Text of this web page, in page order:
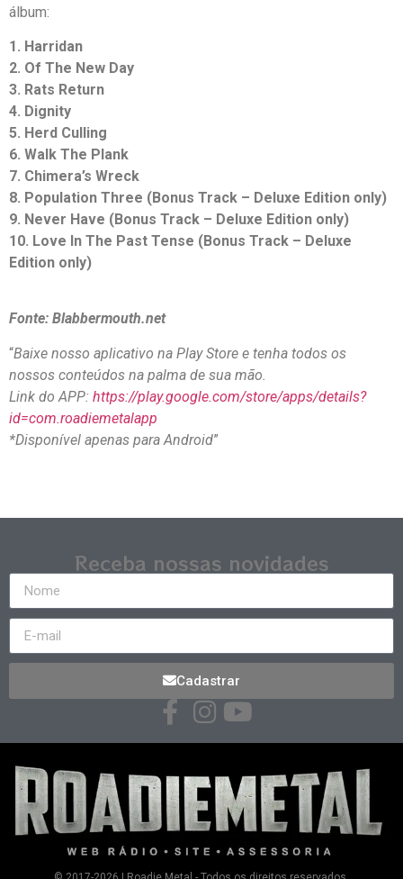
álbum:
1. Harridan
2. Of The New Day
3. Rats Return
4. Dignity
5. Herd Culling
6. Walk The Plank
7. Chimera’s Wreck
8. Population Three (Bonus Track – Deluxe Edition only)
9. Never Have (Bonus Track – Deluxe Edition only)
10. Love In The Past Tense (Bonus Track – Deluxe
Edition only)
Fonte: Blabbermouth.net
“Baixe nosso aplicativo na Play Store e tenha todos os
nossos conteúdos na palma de sua mão.
Link do APP: https://play.google.com/store/apps/details?
id=com.roadiemetalapp
*Disponível apenas para Android”
Receba nossas novidades
Cadastrar